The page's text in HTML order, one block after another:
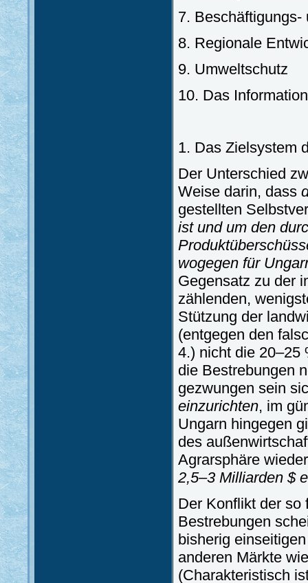
7.
8. Regionale
9. Umweltschutz
10. Das
1. Das Zielsystem
Der Unterschied
Weise darin, dass
gestellten
ist und um den
wogegen für
Gegensatz zu der
zählenden,
Stützung der
(entgegen den
4.) nicht die 20–25
die Bestrebungen
gezwungen sein
einzurichten, im
Ungarn hingegen
des
Agrarsphäre
2,5–3 Milliarden $
Der Konflikt der so
Bestrebungen
bisherig
anderen Märkte
(Charakteristisch